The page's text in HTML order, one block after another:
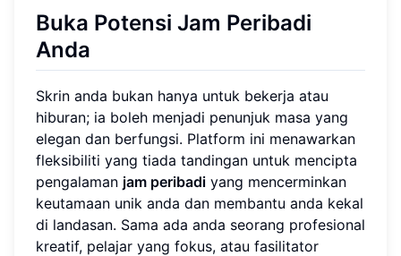
Buka Potensi Jam Peribadi
Anda
Skrin anda bukan hanya untuk bekerja atau
hiburan; ia boleh menjadi penunjuk masa yang
elegan dan berfungsi. Platform ini menawarkan
fleksibiliti yang tiada tandingan untuk mencipta
pengalaman jam peribadi yang mencerminkan
keutamaan unik anda dan membantu anda kekal
di landasan. Sama ada anda seorang profesional
kreatif, pelajar yang fokus, atau fasilitator